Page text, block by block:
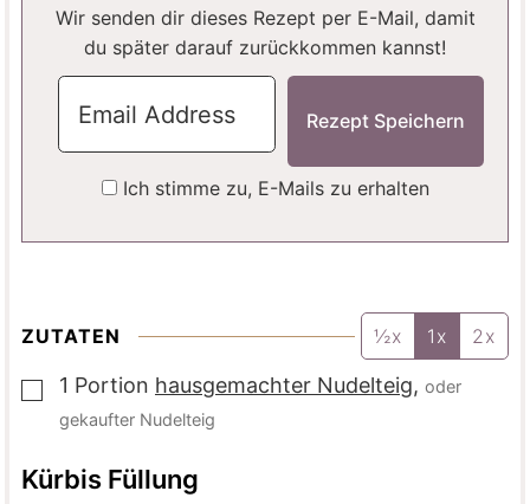
Wir senden dir dieses Rezept per E-Mail, damit
du später darauf zurückkommen kannst!
Ich stimme zu, E-Mails zu erhalten
ZUTATEN ½x 1x 2x
▢
1 Portion hausgemachter Nudelteig, oder
gekaufter Nudelteig
Kürbis Füllung